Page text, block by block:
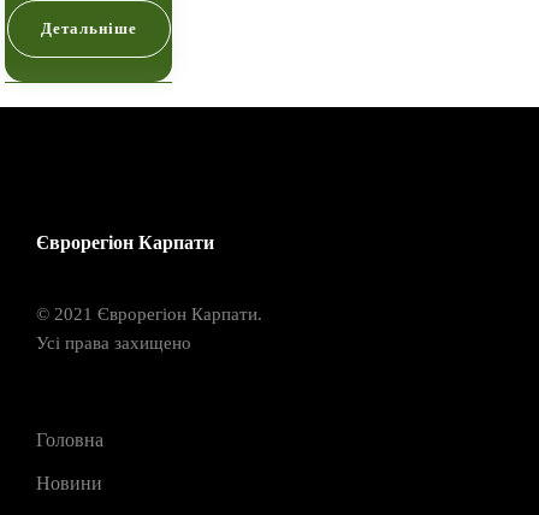
Детальніше
Єврорегіон Карпати
© 2021 Єврорегіон Карпати.
Усі права захищено
Головна
Новини